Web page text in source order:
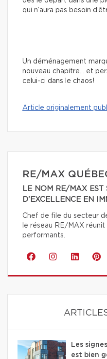
qui n’aura pas besoin
Un déménagement
nouveau chapitre… et
celui-ci dans le chaos!
Article originalement
RE/MAX
LE NOM RE/MAX EST
D'EXCELLENCE EN
Chef de file du secteur
le réseau RE/MAX
performants.
Les
est bien